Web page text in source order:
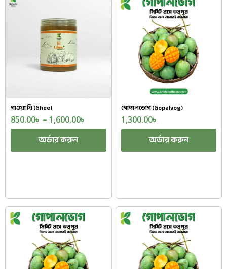
গাওয়া ঘি (Ghee)
850.00৳ – 1,600.00৳
অর্ডার করুন
গোপালভোগ (Gopalvog)
1,300.00৳
অর্ডার করুন